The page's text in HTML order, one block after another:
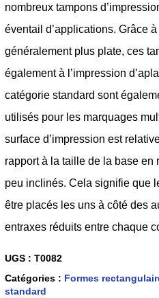
nombreux tampons
éventail d’applications. Grâce
généralement plus plate, ces
également à l’impression
catégorie standard sont
utilisés pour les marquages
surface d’impression est
rapport à la taille de la base en
peu inclinés. Cela signifie que
être placés les uns à côté des
entraxes réduits entre chaque
UGS : T0082
Catégories : Formes
standard